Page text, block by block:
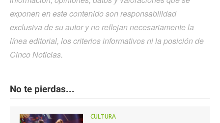
exponen en este contenido son responsabilidad
exclusiva de su autor y no reflejan necesariamente la
línea editorial, los criterios informativos ni la posición de
Cinco Noticias.
No te pierdas...
CULTURA